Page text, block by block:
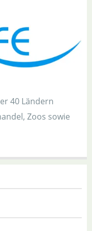
40 Ländern
Zoos sowie